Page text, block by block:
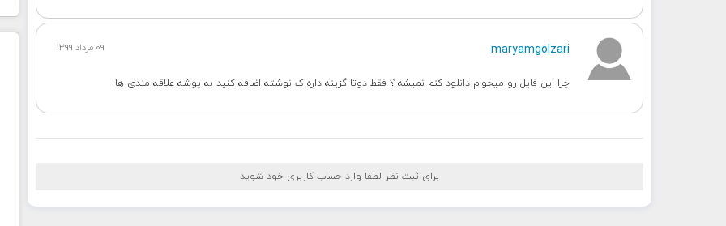
maryamgolzari 09 مرداد 1399
چرا این فایل رو میخوام دانلود کنم نمیشه ؟ فقط دوتا گزینه داره ک نوشته اضافه کنید به پوشه علاقه مندی ها
برای ثبت نظر لطفا وارد حساب کاربری خود شوید